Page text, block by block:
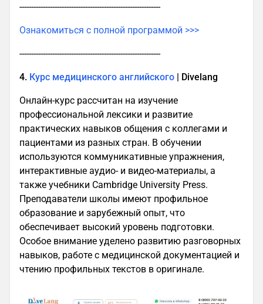
------------------------------------------------------------
Ознакомиться с полной программой >>>
------------------------------------------------------------
4. Курс медицинского английского | Divelang
Онлайн-курс рассчитан на изучение
профессиональной лексики и развитие
практических навыков общения с коллегами и
пациентами из разных стран. В обучении
используются коммуникативные упражнения,
интерактивные аудио- и видео-материалы, а
также учебники Cambridge University Press.
Преподаватели школы имеют профильное
образование и зарубежный опыт, что
обеспечивает высокий уровень подготовки.
Особое внимание уделено развитию разговорных
навыков, работе с медицинской документацией и
чтению профильных текстов в оригинале.